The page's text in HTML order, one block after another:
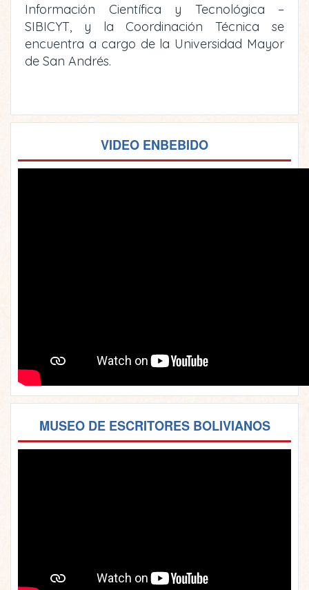
Información Científica y Tecnológica –
SIBICYT, y la Coordinación Técnica se
encuentra a cargo de la Universidad Mayor
de San Andrés.
VIDEO ENBEBIDO
MUSEO DE ESCRITORES BOLIVIANOS